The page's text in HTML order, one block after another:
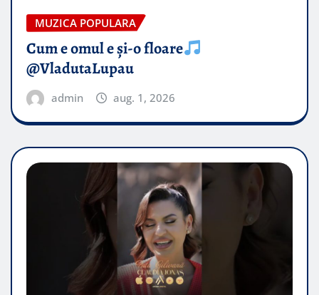
MUZICA POPULARA
Cum e omul e și-o floare
@VladutaLupau
admin aug. 1, 2026